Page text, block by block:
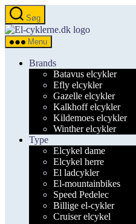
Spring
til
indholdet
Søg
el-
Menu
Brands
Batavus elcykler
Efly elcykler
Gazelle elcykler
Kalkhoff elcykler
Kildemoes elcykler
Winther elcykler
Type
Elcykel dame
Elcykel herre
El ladcykler
El-mountainbikes
Speed Pedelec
Billige el-cykler
Cruiser elcykel